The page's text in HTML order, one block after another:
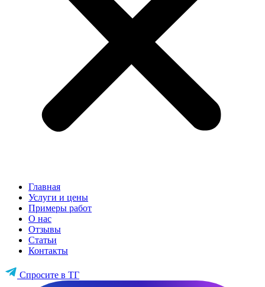
Главная
Услуги и цены
Примеры работ
О нас
Отзывы
Статьи
Контакты
Спросите в ТГ